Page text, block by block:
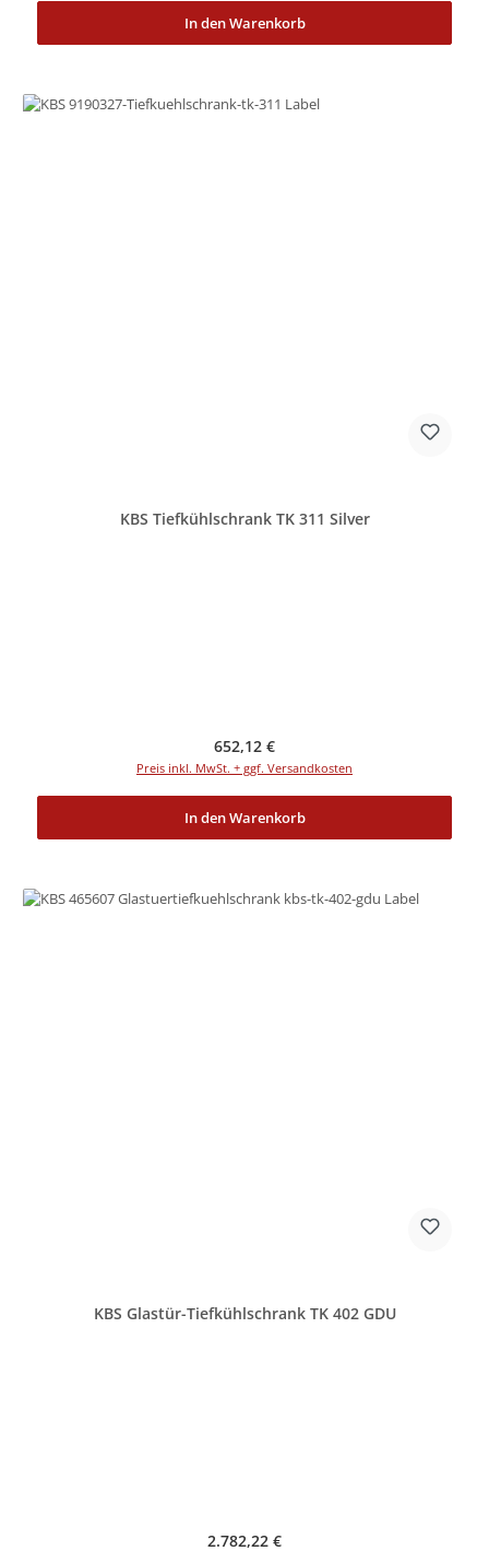
In den Warenkorb
KBS Tiefkühlschrank TK 311 Silver
Regulärer Preis:
652,12 €
Preis inkl. MwSt. + ggf. Versandkosten
In den Warenkorb
KBS Glastür-Tiefkühlschrank TK 402 GDU
Regulärer Preis:
2.782,22 €